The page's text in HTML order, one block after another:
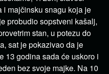
i majčinsku snagu koja je
probudio sopstveni kašalj,
stan, u potezu do
sat je pokazivao da je
13 godina sada će uskoro i
bez svoje majke. Na 10